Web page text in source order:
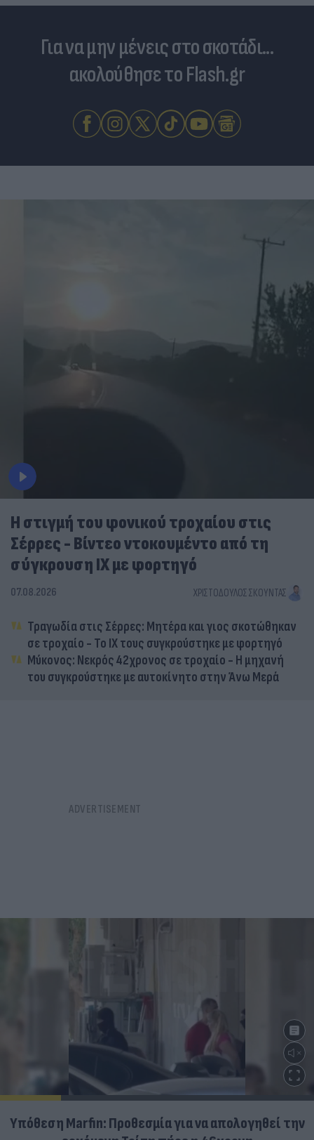
Για να μην μένεις στο σκοτάδι...
ακολούθησε το Flash.gr
Η στιγμή του φονικού τροχαίου στις
Σέρρες - Βίντεο ντοκουμέντο από τη
σύγκρουση ΙΧ με φορτηγό
07.08.2026 ΧΡΙΣΤΌΔΟΥΛΟΣ ΣΚΟΎΝΤΑΣ
Τραγωδία στις Σέρρες: Μητέρα και γιος σκοτώθηκαν
σε τροχαίο - Το ΙΧ τους συγκρούστηκε με φορτηγό
Μύκονος: Νεκρός 42χρονος σε τροχαίο - Η μηχανή
του συγκρούστηκε με αυτοκίνητο στην Άνω Μερά
Υπόθεση Marfin: Προθεσμία για να απολογηθεί την